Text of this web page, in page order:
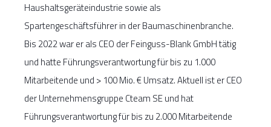
Haushaltsgeräteindustrie sowie als
Spartengeschäftsführer in der Baumaschinenbranche.
Bis 2022 war er als CEO der Feinguss-Blank GmbH tätig
und hatte Führungsverantwortung für bis zu 1.000
Mitarbeitende und > 100 Mio. € Umsatz. Aktuell ist er CEO
der Unternehmensgruppe Cteam SE und hat
Führungsverantwortung für bis zu 2.000 Mitarbeitende